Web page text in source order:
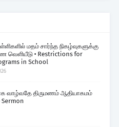
மதம் சார்ந்த நிகழ்வுகளுக்கு
• Restrictions for
in School
வாழ்வதே திருமணம் ஆதியாகமம்
Sermon